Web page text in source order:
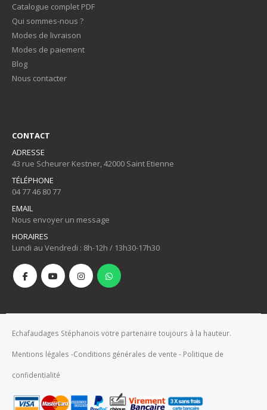
Catalogue complet PDF
Qui sommes-nous ?
Modes de livraison
Modes de paiement
Blog
Nous contacter
CONTACT
ADRESSE
43 rue Scheurer Kestner, 42000 Saint Etienne
TÉLÉPHONE
04 77 46 80 77
EMAIL
Nous envoyer un message
HORAIRES
Lundi au Vendredi : 8h-12h / 13h30-17h30
Echafaudages Stéphanois votre partenaire toujours à la hauteur.
Mentions légales -Conditions générales de vente - Politique de
confidentialité